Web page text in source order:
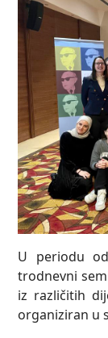
U periodu
trodnevni
iz različitih
organiziran u